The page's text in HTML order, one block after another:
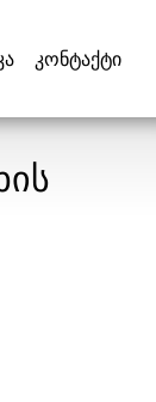
კონტაქტი